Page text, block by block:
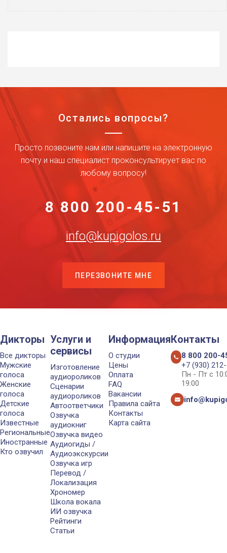
Остались вопросы?
Просто позвоните нам или напишите на электронную
почту и наш специалист проконсультирует вас по
любому вопросу!
8 800 200-45-51
info@kupigolos.ru
ПЕРЕЗВОНИТЕ МНЕ
Дикторы
Все дикторы
Мужские
голоса
Женские
голоса
Детские
голоса
Известные
Региональные
Иностранные
Кто озвучил
Услуги и
сервисы
Изготовление
аудиороликов
Сценарии
аудиороликов
Автоответчики
Озвучка
аудиокниг
Озвучка видео
Аудиогиды /
Аудиоэкскурсии
Озвучка игр
Перевод /
Локализация
Хрономер
Школа вокала
ИИ озвучка
Рейтинги
Статьи
Информация
О студии
Цены
Оплата
FAQ
Вакансии
Правила сайта
Контакты
Карта сайта
Контакты
8 800 200-
+7 (930)
Пн - Пт с
19:00